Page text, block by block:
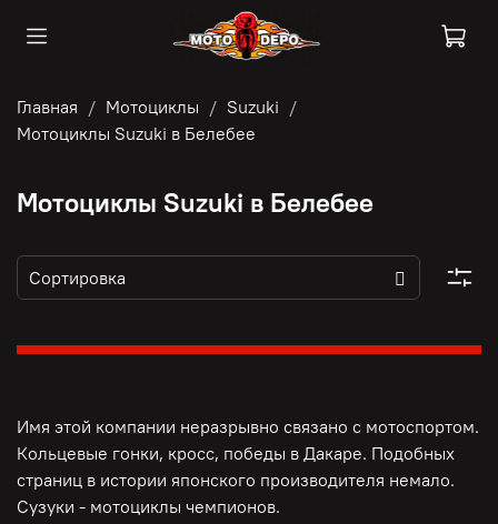
Главная Мотоциклы
Suzuki
Мотоциклы Suzuki в Белебее
Мотоциклы Suzuki в Белебее
Имя этой компании неразрывно связано с мотоспортом.
Кольцевые гонки, кросс, победы в Дакаре. Подобных
страниц в истории японского производителя немало.
Сузуки - мотоциклы чемпионов.